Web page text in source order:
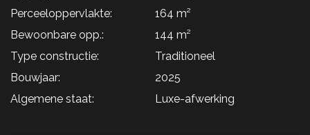
Perceeloppervlakte:
164 m²
Bewoonbare opp.:
144 m²
Type constructie:
Traditioneel
Bouwjaar:
2025
Algemene staat:
Luxe-afwerking